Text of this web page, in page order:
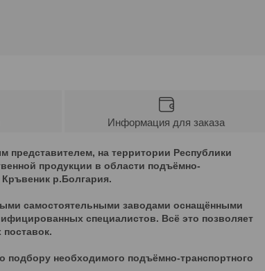
Информация для заказа
на территории Республики
продукции в области подъёмно-
р.Болгария.
самостоятельными заводами оснащёнными
специалистов. Всё это позволяет
необходимого подъёмно-транспортного